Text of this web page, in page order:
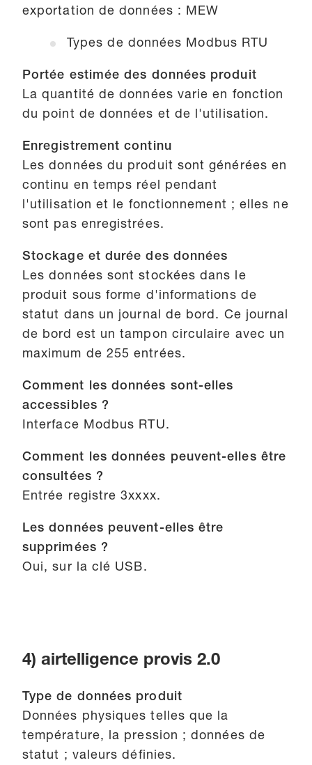
exportation de données : MEW
Types de données Modbus RTU
Portée estimée des données produit
La quantité de données varie en fonction
du point de données et de l'utilisation.
Enregistrement continu
Les données du produit sont générées en
continu en temps réel pendant
l'utilisation et le fonctionnement ; elles ne
sont pas enregistrées.
Stockage et durée des données
Les données sont stockées dans le
produit sous forme d'informations de
statut dans un journal de bord. Ce journal
de bord est un tampon circulaire avec un
maximum de 255 entrées.
Comment les données sont-elles
accessibles ?
Interface Modbus RTU.
Comment les données peuvent-elles être
consultées ?
Entrée registre 3xxxx.
Les données peuvent-elles être
supprimées ?
Oui, sur la clé USB.
4) airtelligence provis 2.0
Type de données produit
Données physiques telles que la
température, la pression ; données de
statut ; valeurs définies.